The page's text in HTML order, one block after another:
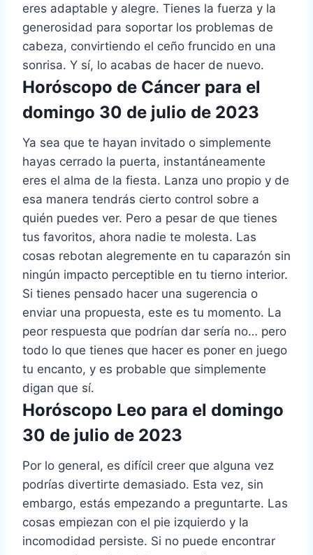
eres adaptable y alegre. Tienes la fuerza y ​​la
generosidad para soportar los problemas de
cabeza, convirtiendo el ceño fruncido en una
sonrisa. Y sí, lo acabas de hacer de nuevo.
Horóscopo de Cáncer para el
domingo 30 de julio de 2023
Ya sea que te hayan invitado o simplemente
hayas cerrado la puerta, instantáneamente
eres el alma de la fiesta. Lanza uno propio y de
esa manera tendrás cierto control sobre a
quién puedes ver. Pero a pesar de que tienes
tus favoritos, ahora nadie te molesta. Las
cosas rebotan alegremente en tu caparazón sin
ningún impacto perceptible en tu tierno interior.
Si tienes pensado hacer una sugerencia o
enviar una propuesta, este es tu momento. La
peor respuesta que podrían dar sería no… pero
todo lo que tienes que hacer es poner en juego
tu encanto, y es probable que simplemente
digan que sí.
Horóscopo Leo para el domingo
30 de julio de 2023
Por lo general, es difícil creer que alguna vez
podrías divertirte demasiado. Esta vez, sin
embargo, estás empezando a preguntarte. Las
cosas empiezan con el pie izquierdo y la
incomodidad persiste. Si no puede encontrar